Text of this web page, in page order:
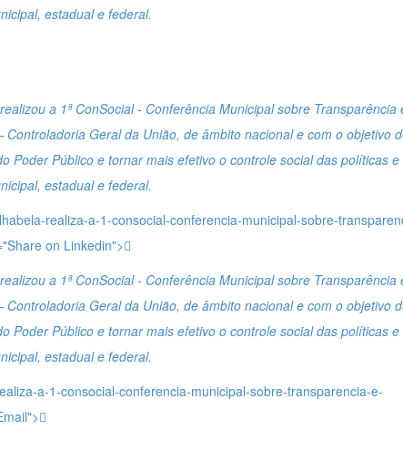
estadual e federal.
a 1ª ConSocial - Conferência Municipal sobre Transparência
Controladoria Geral da União, de âmbito nacional e com o objetivo
Poder Público e tornar mais efetivo o controle social das políticas e
estadual e federal.
realiza-a-1-consocial-conferencia-municipal-sobre-
on Linkedin">
a 1ª ConSocial - Conferência Municipal sobre Transparência
Controladoria Geral da União, de âmbito nacional e com o objetivo
Poder Público e tornar mais efetivo o controle social das políticas e
estadual e federal.
a-1-consocial-conferencia-municipal-sobre-transparencia-e-